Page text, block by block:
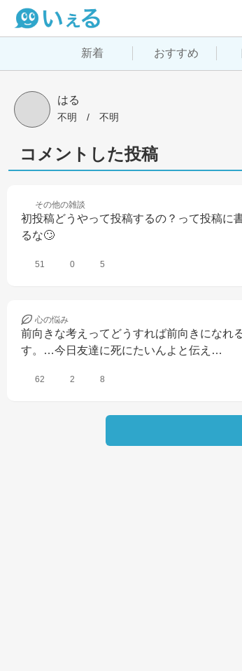
新着 おすすめ
はる
不明 / 不明
コメントした投稿
その他の雑談
初投稿どうやって投稿するの？って投稿に
るな🙄
51 0 5
心の悩み
前向きな考えってどうすれば前向きにな
す。…今日友達に死にたいんよと伝え…
62 2 8